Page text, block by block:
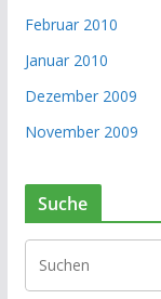
Februar 2010
Januar 2010
Dezember 2009
November 2009
Suche